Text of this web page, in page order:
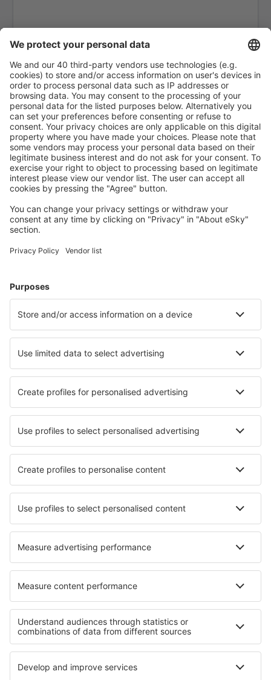
Camiguin Mambajao (CGM)
Naga Airport (WNP)
Manila Ninoy Aquino (MNL)
Pagadian Airport (PAG)
Puerto Princesa Airport (PPS)
Roxas Airport (RXS)
San Jose Airport (SJI)
Siargao Airport (IAO)
Bacolod Silay (BCD)
Surigao Airport (SUG)
Tawi-Tawi Airport (TWT)
Tuguegarao Airport (TUG)
Virac Airport (VRC)
Zamboanga Airport (ZAM)